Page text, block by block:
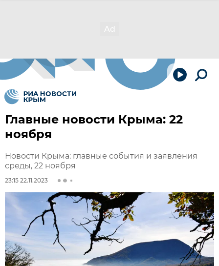
Главные новости Крыма: 22
ноября
Новости Крыма: главные события и заявления
среды, 22 ноября
23:15 22.11.2023